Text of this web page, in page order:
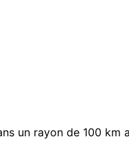
un rayon de 100 km